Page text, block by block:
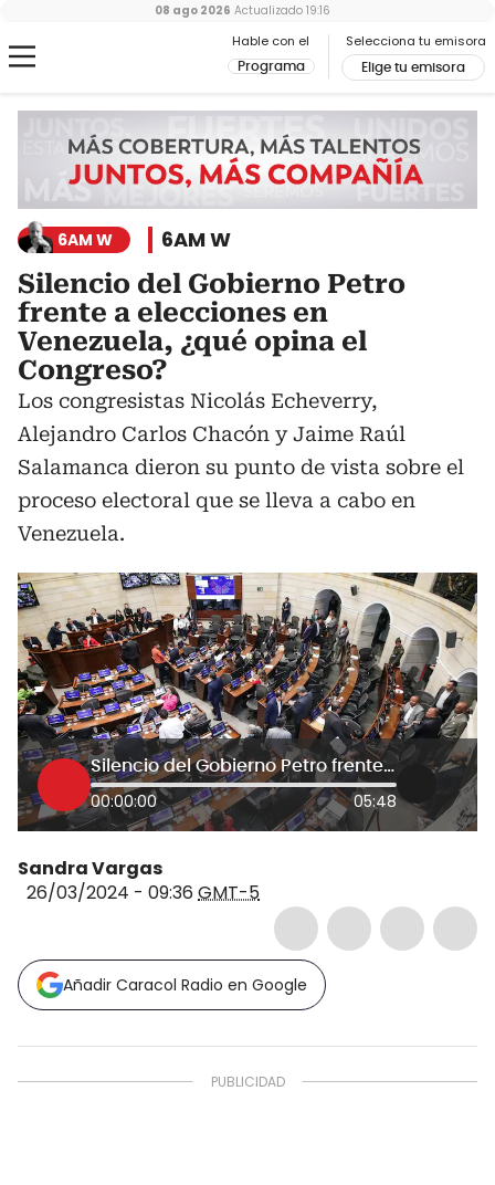
Hable con el
Programa
Selecciona tu emisora
Elige tu emisora
08 ago 2026 Actualizado 19:16
6AM W 6AM W
Silencio del Gobierno Petro
frente a elecciones en
Venezuela, ¿qué opina el
Congreso?
Los congresistas Nicolás Echeverry,
Alejandro Carlos Chacón y Jaime Raúl
Salamanca dieron su punto de vista sobre el
proceso electoral que se lleva a cabo en
Venezuela.
Silencio del Gobierno Petro frente a elecciones en Venezuela, ¿qué opina el Congreso?
00:00:00 05:48
Sandra Vargas
26/03/2024 - 09:36 GMT-5
Añadir Caracol Radio en Google